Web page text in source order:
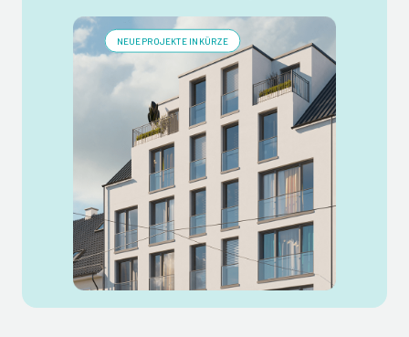
NEUE PROJEKTE IN KÜRZE